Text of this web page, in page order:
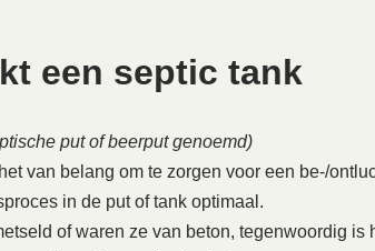
een septic tank
put of beerput genoemd)
van belang om te zorgen voor een be-/
in de put of tank optimaal.
of waren ze van beton, tegenwoordig is